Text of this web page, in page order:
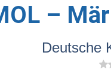
–
Deutsche